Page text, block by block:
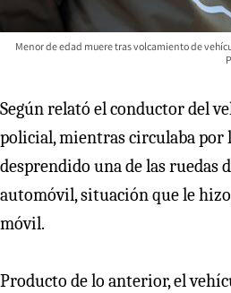
Menor de edad muere tras volcamiento de
Según relató el conductor del
policial, mientras circulaba por
desprendido una de las ruedas
automóvil, situación que le
móvil.
Producto de lo anterior, el